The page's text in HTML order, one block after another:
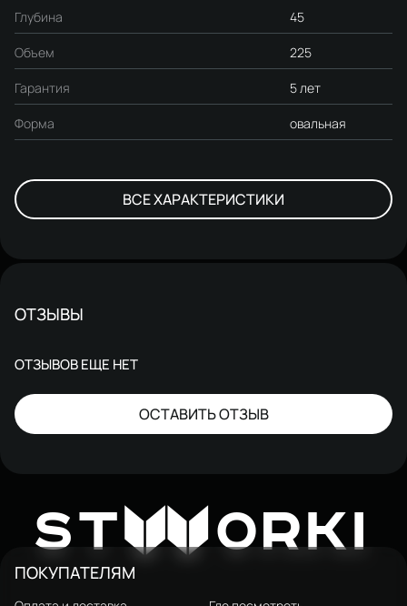
Глубина 45
Объем 225
Гарантия 5 лет
Форма овальная
ВСЕ ХАРАКТЕРИСТИКИ
ОТЗЫВЫ
ОТЗЫВОВ ЕЩЕ НЕТ
ОСТАВИТЬ ОТЗЫВ
STW ORKI
ПОКУПАТЕЛЯМ